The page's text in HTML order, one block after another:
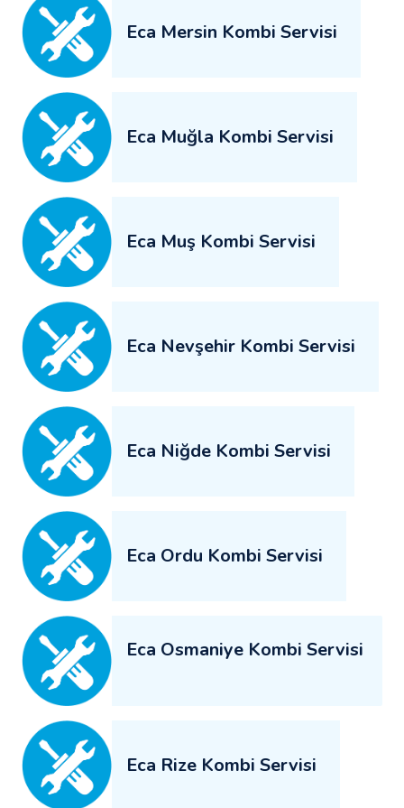
Eca Mersin Kombi Servisi
Eca Muğla Kombi Servisi
Eca Muş Kombi Servisi
Eca Nevşehir Kombi Servisi
Eca Niğde Kombi Servisi
Eca Ordu Kombi Servisi
Eca Osmaniye Kombi Servisi
Eca Rize Kombi Servisi